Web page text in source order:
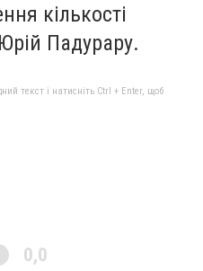
кількості
Падурару.
текст і натисніть Ctrl + Enter, щоб
0,0